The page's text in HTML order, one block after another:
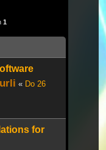
1
« Do 26
for